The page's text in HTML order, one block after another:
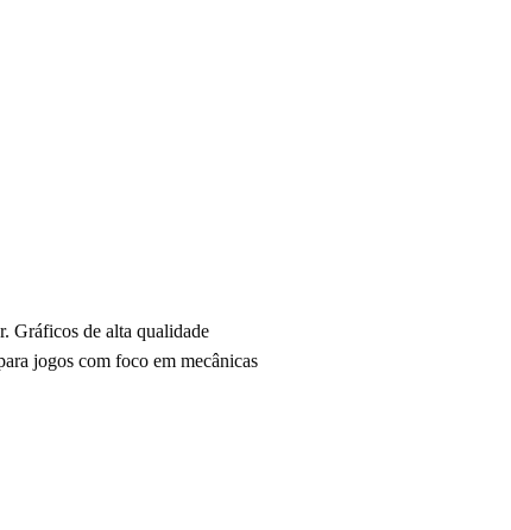
Gráficos de alta qualidade
jogos com foco em mecânicas